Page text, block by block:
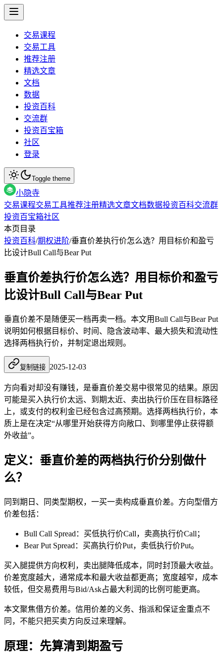
交易课程
交易工具
推荐注册
精选文章
文档
数据
投资百科
交流群
投资百宝箱
社区
登录
Toggle theme
小隐寺
交易课程交易工具推荐注册精选文章文档数据投资百科交流群
投资百宝箱社区
本页目录
投资百科/期权进阶/垂直价差执行价怎么选？用目标价和盈亏
比设计Bull Call与Bear Put
垂直价差执行价怎么选？用目标价和盈亏
比设计Bull Call与Bear Put
垂直价差不是随便买一档再卖一档。本文用Bull Call与Bear Put
说明如何根据目标价、时间、隐含波动率、最大损失和流动性
选择两档执行价，并制定退出规则。
复制链接 2025-12-03
方向看对却没有赚钱，是垂直价差交易中很常见的结果。原因
可能是买入执行价太远、到期太近、卖出执行价压在目标路径
上，或支付的权利金已经包含过高预期。选择两档执行价，本
质上是在决定“从哪里开始获得方向敞口、到哪里停止获得额
外收益”。
定义：垂直价差的两档执行价分别做什
么？
同到期日、同类型期权，一买一卖构成垂直价差。方向型借方
价差包括：
Bull Call Spread：买低执行价Call，卖高执行价Call；
Bear Put Spread：买高执行价Put，卖低执行价Put。
买入腿提供方向权利，卖出腿降低成本，同时封顶最大收益。
价差宽度越大，通常成本和最大收益都更高；宽度越窄，成本
较低，但交易费用与Bid/Ask占最大利润的比例可能更高。
本文聚焦借方价差。信用价差的义务、指派和保证金重点不
同，不能只把买卖方向反过来理解。
原理：先算清到期盈亏